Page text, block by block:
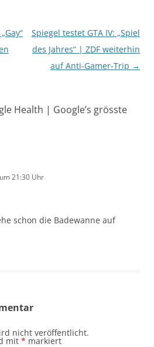
Spiegel testet GTA IV: „Spiel
des Jahres“ | ZDF weiterhin
auf Anti-Gamer-Trip →
Health | Google’s grösste
21:30 Uhr
schon die Badewanne auf
nicht veröffentlicht.
mit * markiert